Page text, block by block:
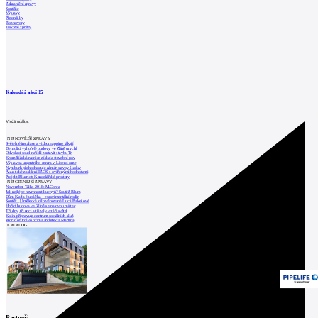
Zahraniční zprávy
Soutěže
Výstavy
Přednášky
Rozhovory
Tiskové zprávy
Kalendář akcí 15
Vložit událost
NEJNOVĚJŠÍ ZPRÁVY
Světelné instalace a videomapping lákají
Demolici vyhořelé budovy ve Zlíně urychl
Odvolací soud nařídil zastavit stavbu Tr
Kroměřížská radnice získala stavební pov
Výstavba urgentního centra v Liberci ome
Nymburk přehodnocuje záměr stavby školky
Akustické zasklení IZOS s ověřenými hodnotami
Projekt Blueriot: Kancelářské prostory
NEJČTENĚJŠÍ ZPRÁVY
November Talks 2018: M.Corea
Jak nejlépe navrhnout kuchyň? Soutěž Blum
Dům Karla Hubáčka – experimentální rodin
Soutěž „Umělecké dílo věnované Lucii Bakešové
Hořící budova ve Zlíně se na dvou místec
Tři dny, tři noci a tři vily v záři světel
Kolín připravuje centrum sociálních služ
World of Volvo očima architekta Martina
KATALOG